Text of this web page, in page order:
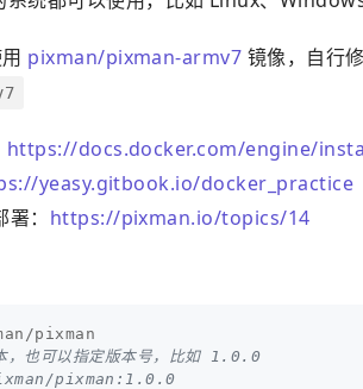
pixman/pixman-armv7 镜像，自行
https://docs.docker.com/engine/
yeasy.gitbook.io/docker_practice
： https://pixman.io/topics/14
也可以指定版本号，比如 1.0.0
pixman:1.0.0